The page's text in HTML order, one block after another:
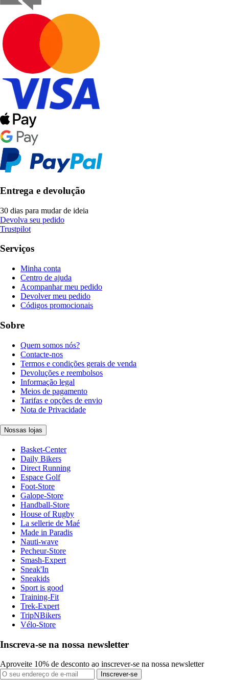
Entrega e devolução
30 dias para mudar de ideia
Devolva seu pedido
Trustpilot
Serviços
Minha conta
Centro de ajuda
Acompanhar meu pedido
Devolver meu pedido
Códigos promocionais
Sobre
Quem somos nós?
Contacte-nos
Termos e condições gerais de venda
Devoluções e reembolsos
Informação legal
Meios de pagamento
Tarifas e opções de envio
Nota de Privacidade
Nossas lojas
Basket-Center
Daily Bikers
Direct Running
Espace Golf
Foot-Store
Galope-Store
Handball-Store
House of Rugby
La sellerie de Maé
Made in Paradis
Nauti-wave
Pecheur-Store
Smash-Expert
Sneak'In
Sneakids
Sport is good
Training-Fit
Trek-Expert
TripNBikers
Vélo-Store
Inscreva-se na nossa newsletter
Aproveite 10% de desconto ao inscrever-se na nossa newsletter
Inscrever-se